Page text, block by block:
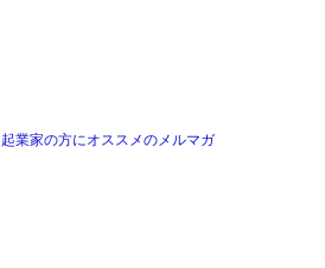
起業家の方にオススメのメルマガ